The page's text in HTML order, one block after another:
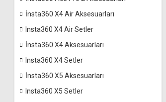
İnsta360 X4 Air Aksesuarları
Insta360 X4 Air Setler
İnsta360 X4 Aksesuarları
Insta360 X4 Setler
İnsta360 X5 Aksesuarları
Insta360 X5 Setler